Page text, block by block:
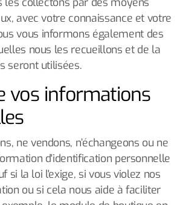
avec votre connaissance et votre
vous informons également des
nous les recueillons et de la
seront utilisées.
vos informations
ne vendons, n’échangeons ou ne
d'identification personnelle
si la loi l'exige, si vous violez nos
ou si cela nous aide à faciliter